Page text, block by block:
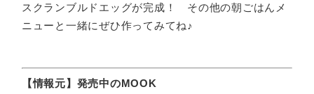
スクランブルドエッグが完成！ その他の朝ごはんメ
ニューと一緒にぜひ作ってみてね♪
【情報元】発売中のMOOK